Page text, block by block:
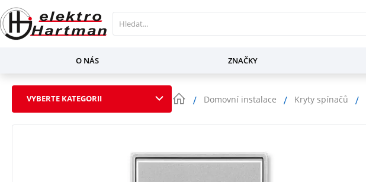
O NÁS ZNAČKY
VYBERTE KATEGORII Domovní instalace Kryty spínačů